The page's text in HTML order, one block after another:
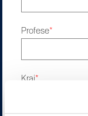
Profese*
Kraj*